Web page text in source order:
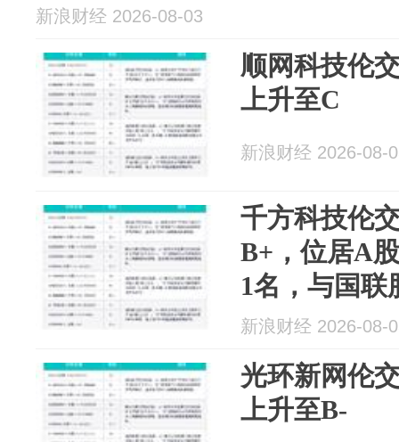
新浪财经 2026-08-03
顺网科技伦
上升至C
新浪财经 2026-08-
千方科技伦
B+，位居A
1名，与国联
宿科技等
新浪财经 2026-08-
光环新网伦
上升至B-